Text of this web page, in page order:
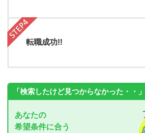
転職成功!!
「検索したけど見つからなかった・・」
あなたの
希望条件に合う